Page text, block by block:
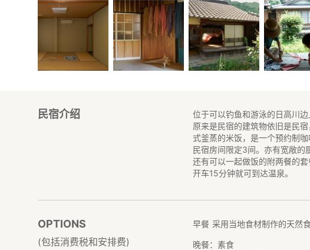
民宿介绍
位于可以钓鱼和游泳的日高川边
原来是民宿的建筑物依旧是民
式釜蒸的米饭，是一个预约制咖
民宿房间限定3间。亦有宽敞的
还有可以一起做饭的附两餐的
开车15分钟就可到达温泉。
OPTIONS
(包括消费税和安排费)
早餐 采用当地食材制作的天然
晚餐：素食